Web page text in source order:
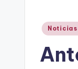
Publicado